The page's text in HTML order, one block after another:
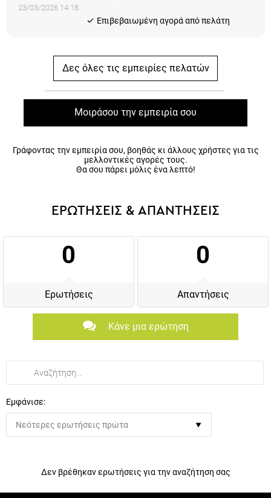
23/03/2026 14:18
Eπιβεβαιωμένη αγορά από πελάτη
Δες όλες τις εμπειρίες πελατών
Μοιράσου την εμπειρία σου
Γράφοντας την εμπειρία σου, βοηθάς κι άλλους χρήστες για τις
μελλοντικές αγορές τους.
Θα σου πάρει μόλις ένα λεπτό!
ΕΡΩΤΗΣΕΙΣ & ΑΠΑΝΤΗΣΕΙΣ
0
Ερωτήσεις
0
Απαντήσεις
Κάνε μια ερώτηση
Εμφάνισε:
Δεν βρέθηκαν ερωτήσεις για την αναζήτηση σας